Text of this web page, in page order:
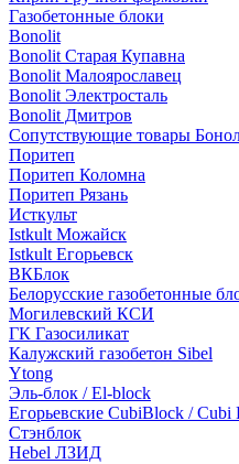
Газобетонные блоки
Bonolit
Bonolit Старая Купавна
Bonolit Малоярославец
Bonolit Электросталь
Bonolit Дмитров
Сопутствующие товары
Поритеп
Поритеп Коломна
Поритеп Рязань
Исткульт
Istkult Можайск
Istkult Егорьевск
ВКБлок
Белорусские газобетонные
Могилевский КСИ
ГК Газосиликат
Калужский газобетон Sibel
Ytong
Эль-блок / El-block
Егорьевские CubiBlock / Cubi
Стэнблок
Hebel ЛЗИД